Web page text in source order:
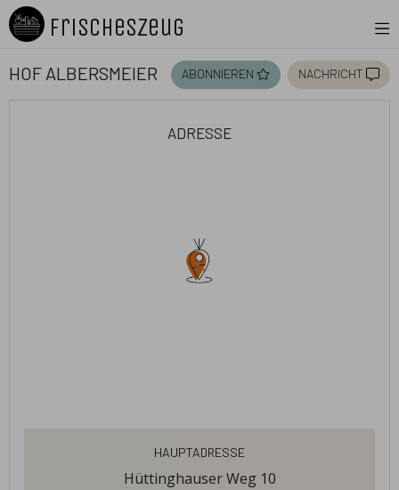
FrischesZeug
Hof Albersmeier abonnieren nachricht
adresse
Hauptadresse
Hüttinghauser Weg 10